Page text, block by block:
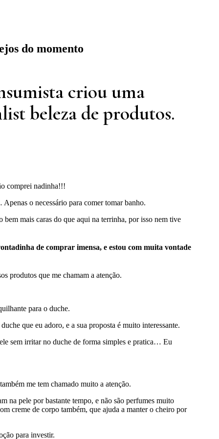
do momento
criou uma
beleza de produtos.
comprei nadinha!!!
o necessário para comer tomar banho.
bem mais caras do que aqui na terrinha, por isso nem tive
de comprar imensa, e estou com muita vontade
produtos que me chamam a atenção.
para o duche.
que eu adoro, e a sua proposta é muito interessante.
sem irritar no duche de forma simples e pratica… Eu
me tem chamado muito a atenção.
na pele por bastante tempo, e não são perfumes muito
creme de corpo também, que ajuda a manter o cheiro por
para investir.